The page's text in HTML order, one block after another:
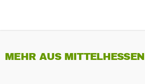
MEHR AUS MITTELHESSEN